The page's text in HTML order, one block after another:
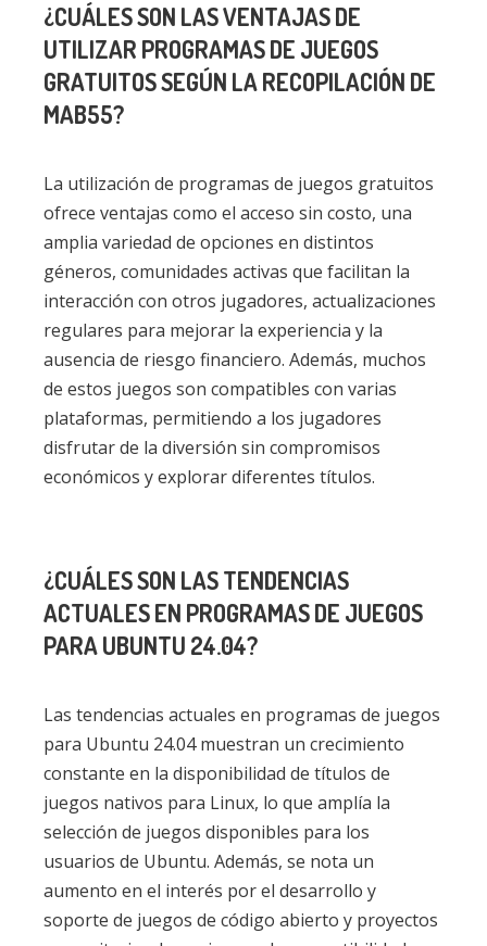
¿CUÁLES SON LAS VENTAJAS DE
UTILIZAR PROGRAMAS DE JUEGOS
GRATUITOS SEGÚN LA RECOPILACIÓN DE
MAB55?
La utilización de programas de juegos gratuitos
ofrece ventajas como el acceso sin costo, una
amplia variedad de opciones en distintos
géneros, comunidades activas que facilitan la
interacción con otros jugadores, actualizaciones
regulares para mejorar la experiencia y la
ausencia de riesgo financiero. Además, muchos
de estos juegos son compatibles con varias
plataformas, permitiendo a los jugadores
disfrutar de la diversión sin compromisos
económicos y explorar diferentes títulos.
¿CUÁLES SON LAS TENDENCIAS
ACTUALES EN PROGRAMAS DE JUEGOS
PARA UBUNTU 24.04?
Las tendencias actuales en programas de juegos
para Ubuntu 24.04 muestran un crecimiento
constante en la disponibilidad de títulos de
juegos nativos para Linux, lo que amplía la
selección de juegos disponibles para los
usuarios de Ubuntu. Además, se nota un
aumento en el interés por el desarrollo y
soporte de juegos de código abierto y proyectos